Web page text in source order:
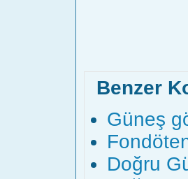
Benzer
Güneş
Doğru